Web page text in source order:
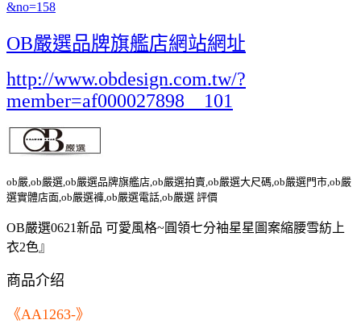
&no=158
OB嚴選品牌旗艦店網站網址
http://www.obdesign.com.tw/?
member=af000027898__101
ob嚴,ob嚴選,ob嚴選品牌旗艦店,ob嚴選拍賣,ob嚴選大尺碼,ob嚴選門市,ob嚴
選實體店面,ob嚴選褲,ob嚴選電話,ob嚴選 評價
OB嚴選0621新品 可愛風格~圓領七分袖星星圖案縮腰雪紡上
衣2色』
商品介绍
《AA1263-》